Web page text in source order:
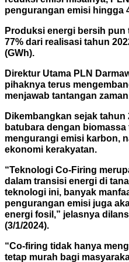
pengurangan emisi hingga
Produksi energi bersih
77% dari realisasi tahun
(GWh).
Direktur Utama PLN
pihaknya terus
menjawab tantangan
Dikembangkan sejak
batubara dengan
mengurangi emisi karbon,
ekonomi kerakyatan.
“Teknologi Co-Firing
dalam transisi energi di
teknologi ini, banyak
pengurangan emisi juga
energi fosil,” jelasnya
(3/1/2024).
“Co-firing tidak hanya
tetap murah bagi